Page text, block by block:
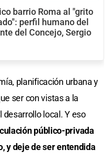
barrio Roma al "grito
perfil humano del
del Concejo, Sergio
planificación urbana y
ser con vistas a la
local. Y eso
público-privada
y deje de ser entendida